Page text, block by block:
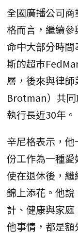
全國廣播公司
格而言，繼續
命中大部分時
斯的超市
層，後來與律
Brotman）共
執行長近30年。
辛尼格表示，
份工作為一種
使在退休後，
錦上添花。他
計、健康與家
他事情，都是額